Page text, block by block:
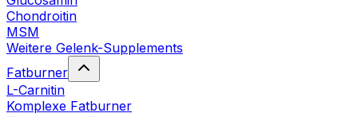
Chondroitin
MSM
Weitere Gelenk-Supplements
Fatburner
L-Carnitin
Komplexe Fatburner